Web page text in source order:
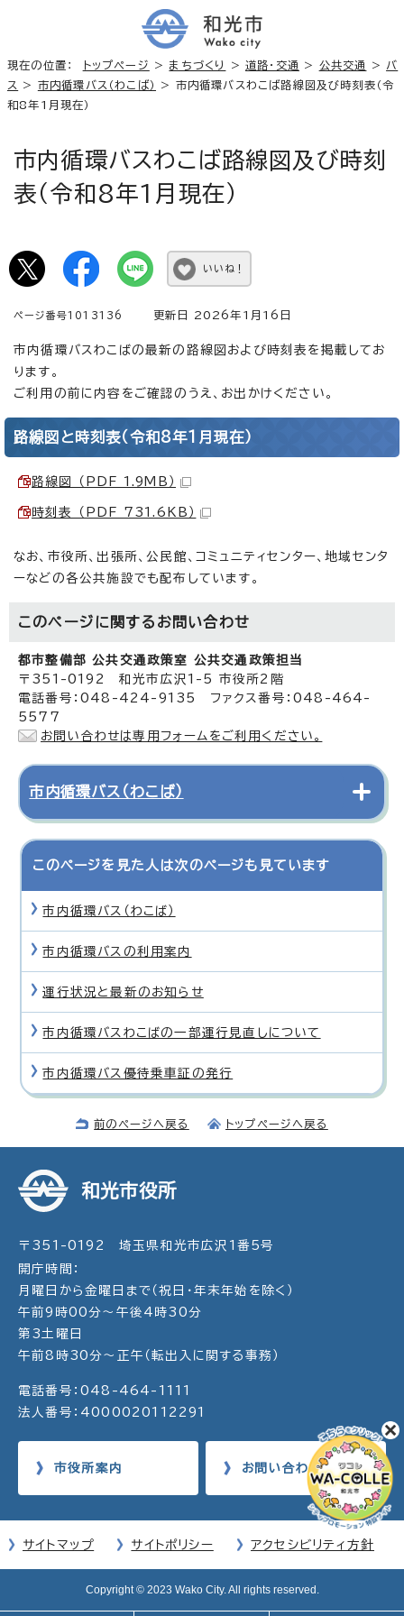
現在の位置： トップページ > まちづくり >道路・交通 > 公共交通 > バ
ス
> 市内循環バス（わこば）
> 市内循環バスわこば路線図及び時刻表（令
和8年1月現在）
市内循環バスわこば路線図及び時刻
表（令和8年1月現在）
いいね！
ページ番号1013136 更新日 2026年1月16日
市内循環バスわこばの最新の路線図および時刻表を掲載してお
ります。
ご利用の前に内容をご確認のうえ、お出かけください。
路線図と時刻表（令和8年1月現在）
路線図 （PDF 1.9MB）
時刻表 （PDF 731.6KB）
なお、市役所、出張所、公民館、コミュニティセンター、地域センタ
ーなどの各公共施設でも配布しています。
このページに関する お問い合わせ
都市整備部 公共交通政策室 公共交通政策担当
〒351-0192 和光市広沢1-5 市役所2階
電話番号：048-424-9135 ファクス番号：048-464-
5577
お問い合わせは専用フォームをご利用ください。
市内循環バス（わこば）
このページを見た人は次のページも見ています
市内循環バス（わこば）
市内循環バスの利用案内
運行状況と最新のお知らせ
市内循環バスわこばの一部運行見直しについて
市内循環バス優待乗車証の発行
前のページへ戻る トップページへ戻る
和光市役所
〒351-0192 埼玉県和光市広沢1番5号
開庁時間：
月曜日から金曜日まで（祝日・年末年始を除く）
午前9時00分～午後4時30分
第3土曜日
午前8時30分～正午（転出入に関する事務）
電話番号：048-464-1111
法人番号：4000020112291
市役所案内 お問い合わせ
サイトマップ サイトポリシー アクセシビリティ方針
Copyright © 2023 Wako City. All rights reserved.